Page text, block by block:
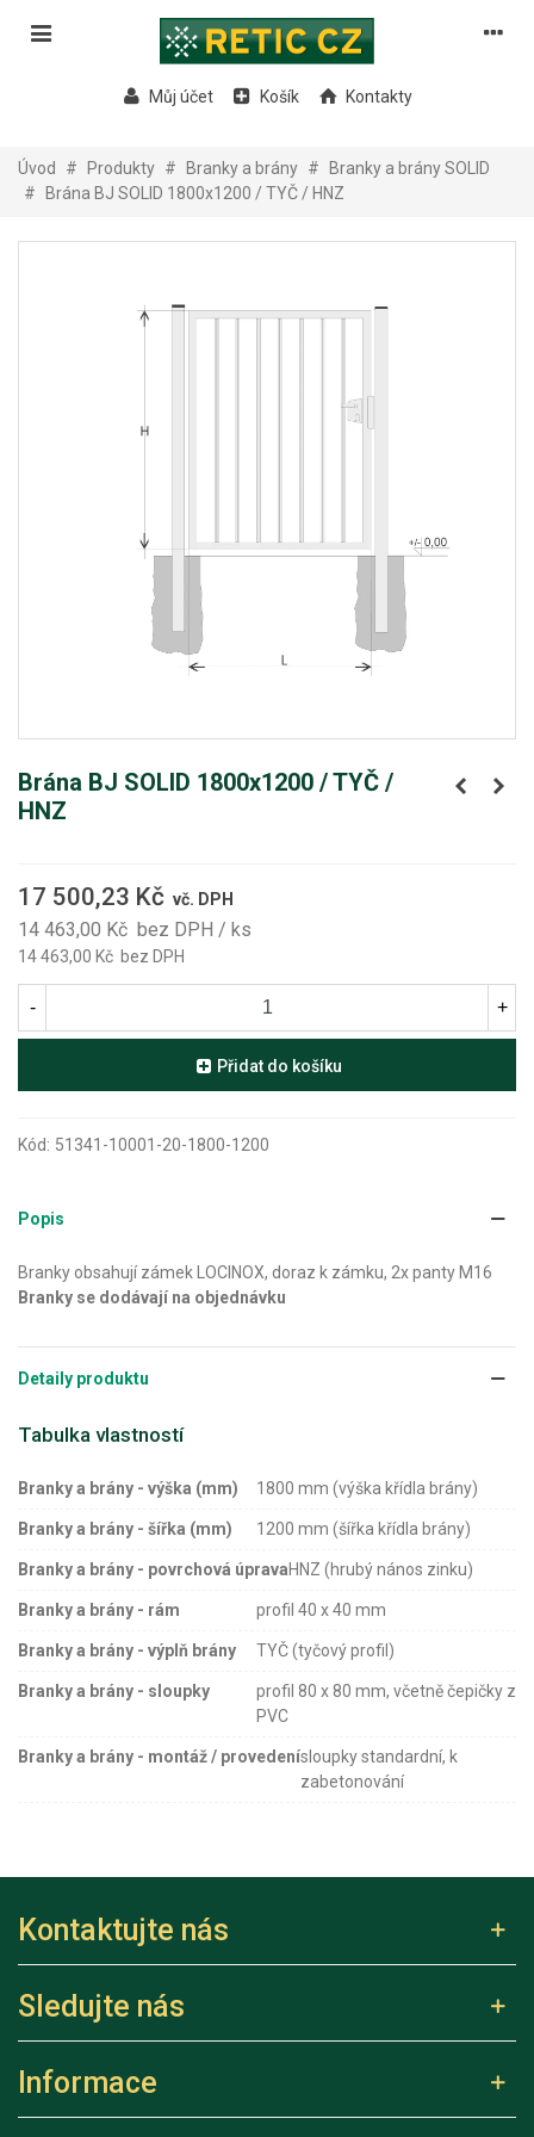
Můj účet Košík Kontakty
Úvod # Produkty # Branky a brány #
Branky a brány SOLID
#
Brána BJ SOLID 1800x1200 / TYČ / HNZ
Brána BJ SOLID 1800x1200 / TYČ /
HNZ
17 500,23 Kč vč. DPH
14 463,00 Kč bez DPH / ks
14 463,00 Kč bez DPH
- +
Přidat do košíku
Kód: 51341-10001-20-1800-1200
Popis
Branky obsahují zámek LOCINOX, doraz k zámku, 2x panty M16
Branky se dodávají na objednávku
Detaily produktu
Tabulka vlastností
Branky a brány - výška (mm) 1800 mm (výška křídla brány)
Branky a brány - šířka (mm) 1200 mm (šířka křídla brány)
Branky a brány - povrchová úpravaHNZ (hrubý nános zinku)
Branky a brány - rám profil 40 x 40 mm
Branky a brány - výplň brány TYČ (tyčový profil)
Branky a brány - sloupky
profil 80 x 80 mm, včetně čepičky z
PVC
Branky a brány - montáž / provedenísloupky standardní, k
zabetonování
Kontaktujte nás
Sledujte nás
Informace